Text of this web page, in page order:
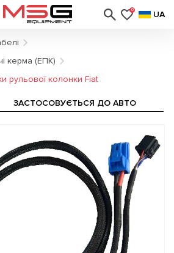
0 UA
керма (ЕПК)
рульової колонки Fiat
ЗАСТОСОВУЄТЬСЯ ДО АВТО